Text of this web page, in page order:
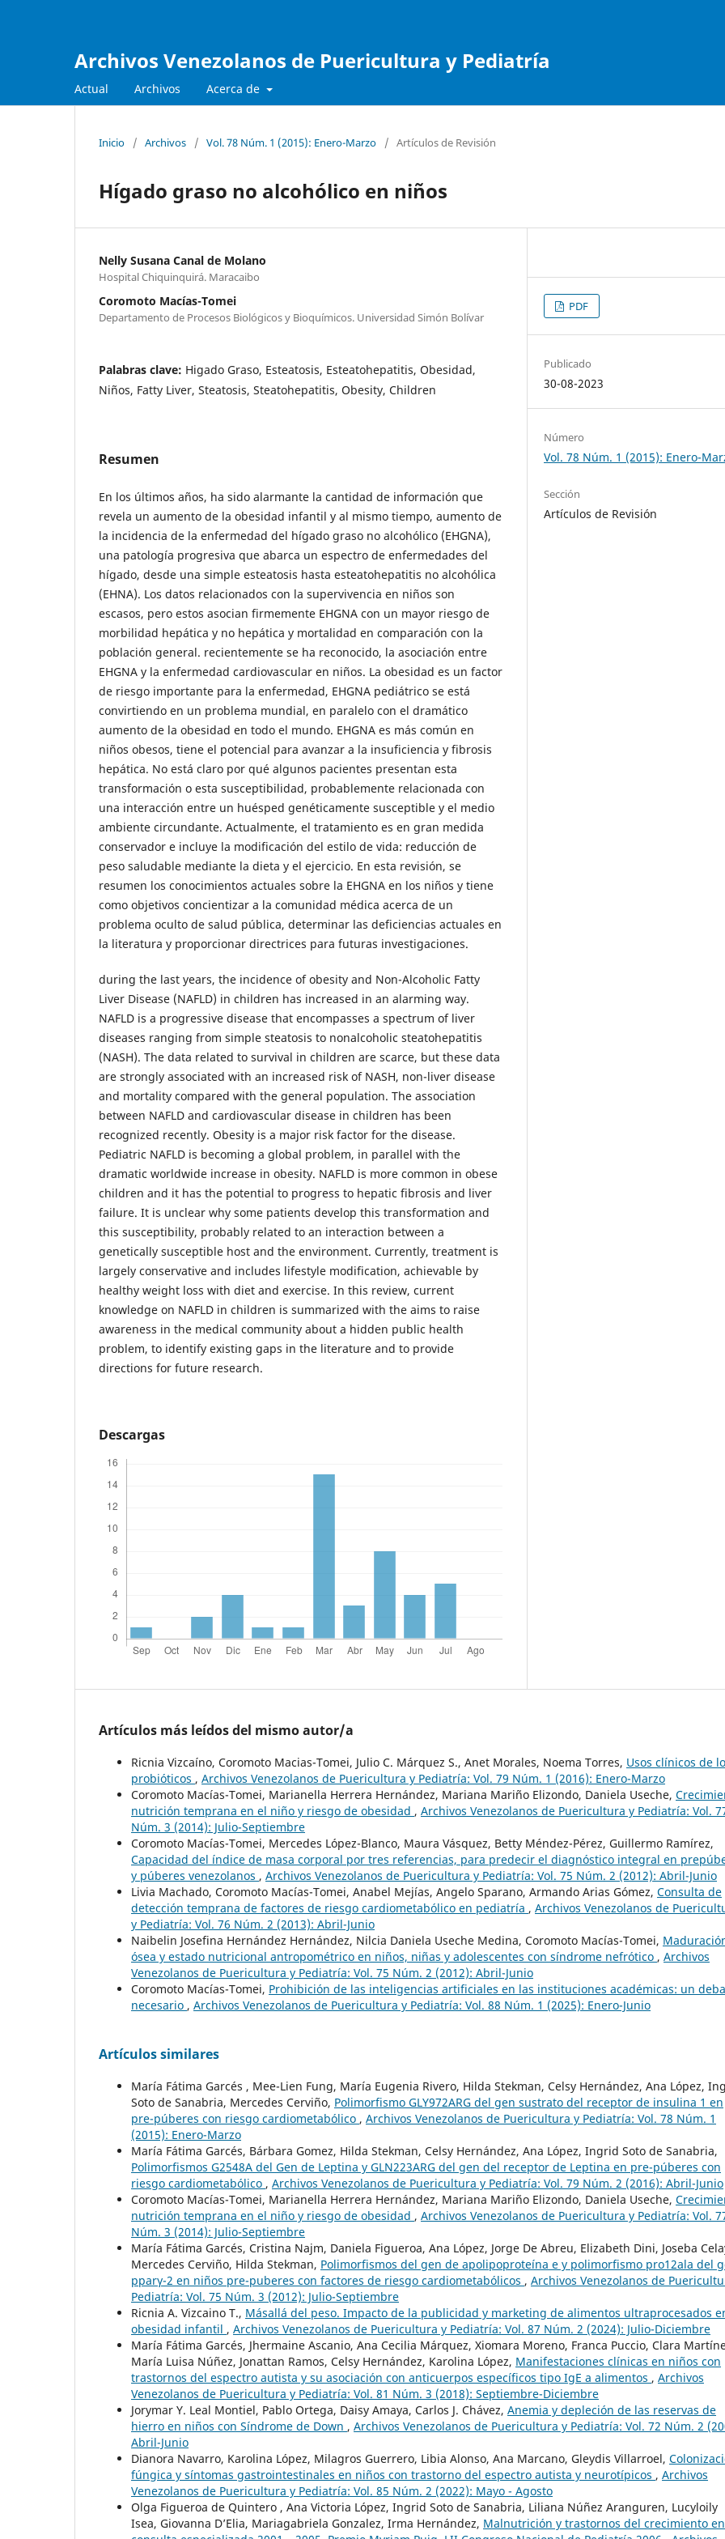
Archivos Venezolanos de Puericultura y Pediatría
Actual Archivos Acerca de
Inicio / Archivos / Vol. 78 Núm. 1 (2015): Enero-Marzo / Artículos de Revisión
Hígado graso no alcohólico en niños
Nelly Susana Canal de Molano
Hospital Chiquinquirá. Maracaibo
Coromoto Macías-Tomei
Departamento de Procesos Biológicos y Bioquímicos. Universidad Simón Bolívar
Palabras clave: Higado Graso, Esteatosis, Esteatohepatitis, Obesidad,
Niños, Fatty Liver, Steatosis, Steatohepatitis, Obesity, Children
Resumen
En los últimos años, ha sido alarmante la cantidad de información que
revela un aumento de la obesidad infantil y al mismo tiempo, aumento de
la incidencia de la enfermedad del hígado graso no alcohólico (EHGNA),
una patología progresiva que abarca un espectro de enfermedades del
hígado, desde una simple esteatosis hasta esteatohepatitis no alcohólica
(EHNA). Los datos relacionados con la supervivencia en niños son
escasos, pero estos asocian firmemente EHGNA con un mayor riesgo de
morbilidad hepática y no hepática y mortalidad en comparación con la
población general. recientemente se ha reconocido, la asociación entre
EHGNA y la enfermedad cardiovascular en niños. La obesidad es un factor
de riesgo importante para la enfermedad, EHGNA pediátrico se está
convirtiendo en un problema mundial, en paralelo con el dramático
aumento de la obesidad en todo el mundo. EHGNA es más común en
niños obesos, tiene el potencial para avanzar a la insuficiencia y fibrosis
hepática. No está claro por qué algunos pacientes presentan esta
transformación o esta susceptibilidad, probablemente relacionada con
una interacción entre un huésped genéticamente susceptible y el medio
ambiente circundante. Actualmente, el tratamiento es en gran medida
conservador e incluye la modificación del estilo de vida: reducción de
peso saludable mediante la dieta y el ejercicio. En esta revisión, se
resumen los conocimientos actuales sobre la EHGNA en los niños y tiene
como objetivos concientizar a la comunidad médica acerca de un
problema oculto de salud pública, determinar las deficiencias actuales en
la literatura y proporcionar directrices para futuras investigaciones.
during the last years, the incidence of obesity and Non-Alcoholic Fatty
Liver Disease (NAFLD) in children has increased in an alarming way.
NAFLD is a progressive disease that encompasses a spectrum of liver
diseases ranging from simple steatosis to nonalcoholic steatohepatitis
(NASH). The data related to survival in children are scarce, but these data
are strongly associated with an increased risk of NASH, non-liver disease
and mortality compared with the general population. The association
between NAFLD and cardiovascular disease in children has been
recognized recently. Obesity is a major risk factor for the disease.
Pediatric NAFLD is becoming a global problem, in parallel with the
dramatic worldwide increase in obesity. NAFLD is more common in obese
children and it has the potential to progress to hepatic fibrosis and liver
failure. It is unclear why some patients develop this transformation and
this susceptibility, probably related to an interaction between a
genetically susceptible host and the environment. Currently, treatment is
largely conservative and includes lifestyle modification, achievable by
healthy weight loss with diet and exercise. In this review, current
knowledge on NAFLD in children is summarized with the aims to raise
awareness in the medical community about a hidden public health
problem, to identify existing gaps in the literature and to provide
directions for future research.
Descargas
PDF
Publicado
30-08-2023
Número
Vol. 78 Núm. 1 (2015): Enero-
Sección
Artículos de Revisión
Artículos más leídos del mismo autor/a
Ricnia Vizcaíno, Coromoto Macias-Tomei, Julio C. Márquez S., Anet Morales, Noema Torres, Usos clínicos de
probióticos , Archivos Venezolanos de Puericultura y Pediatría: Vol. 79 Núm. 1 (2016): Enero-Marzo
Coromoto Macías-Tomei, Marianella Herrera Hernández, Mariana Mariño Elizondo, Daniela Useche,
nutrición temprana en el niño y riesgo de obesidad , Archivos Venezolanos de Puericultura y Pediatría: Vol.
Núm. 3 (2014): Julio-Septiembre
Coromoto Macías-Tomei, Mercedes López-Blanco, Maura Vásquez, Betty Méndez-Pérez, Guillermo Ramírez,
Capacidad del índice de masa corporal por tres referencias, para predecir el diagnóstico integral en
y púberes venezolanos , Archivos Venezolanos de Puericultura y Pediatría: Vol. 75 Núm. 2 (2012): Abril-Junio
Livia Machado, Coromoto Macías-Tomei, Anabel Mejías, Angelo Sparano, Armando Arias Gómez, Consulta de
detección temprana de factores de riesgo cardiometabólico en pediatría , Archivos Venezolanos de
y Pediatría: Vol. 76 Núm. 2 (2013): Abril-Junio
Naibelin Josefina Hernández Hernández, Nilcia Daniela Useche Medina, Coromoto Macías-Tomei,
ósea y estado nutricional antropométrico en niños, niñas y adolescentes con síndrome nefrótico , Archivos
Venezolanos de Puericultura y Pediatría: Vol. 75 Núm. 2 (2012): Abril-Junio
Coromoto Macías-Tomei, Prohibición de las inteligencias artificiales en las instituciones académicas: un
necesario , Archivos Venezolanos de Puericultura y Pediatría: Vol. 88 Núm. 1 (2025): Enero-Junio
Artículos similares
María Fátima Garcés , Mee-Lien Fung, María Eugenia Rivero, Hilda Stekman, Celsy Hernández, Ana López,
Soto de Sanabria, Mercedes Cerviño, Polimorfismo GLY972ARG del gen sustrato del receptor de insulina 1 en
pre-púberes con riesgo cardiometabólico , Archivos Venezolanos de Puericultura y Pediatría: Vol. 78 Núm. 1
(2015): Enero-Marzo
María Fátima Garcés, Bárbara Gomez, Hilda Stekman, Celsy Hernández, Ana López, Ingrid Soto de Sanabria,
Polimorfismos G2548A del Gen de Leptina y GLN223ARG del gen del receptor de Leptina en pre-púberes con
riesgo cardiometabólico , Archivos Venezolanos de Puericultura y Pediatría: Vol. 79 Núm. 2 (2016): Abril-Junio
Coromoto Macías-Tomei, Marianella Herrera Hernández, Mariana Mariño Elizondo, Daniela Useche,
nutrición temprana en el niño y riesgo de obesidad , Archivos Venezolanos de Puericultura y Pediatría: Vol.
Núm. 3 (2014): Julio-Septiembre
María Fátima Garcés, Cristina Najm, Daniela Figueroa, Ana López, Jorge De Abreu, Elizabeth Dini, Joseba
Mercedes Cerviño, Hilda Stekman, Polimorfismos del gen de apolipoproteína e y polimorfismo pro12ala del
pparγ-2 en niños pre-puberes con factores de riesgo cardiometabólicos , Archivos Venezolanos de
Pediatría: Vol. 75 Núm. 3 (2012): Julio-Septiembre
Ricnia A. Vizcaino T., Másallá del peso. Impacto de la publicidad y marketing de alimentos ultraprocesados
obesidad infantil , Archivos Venezolanos de Puericultura y Pediatría: Vol. 87 Núm. 2 (2024): Julio-Diciembre
María Fátima Garcés, Jhermaine Ascanio, Ana Cecilia Márquez, Xiomara Moreno, Franca Puccio, Clara
María Luisa Núñez, Jonattan Ramos, Celsy Hernández, Karolina López, Manifestaciones clínicas en niños con
trastornos del espectro autista y su asociación con anticuerpos específicos tipo IgE a alimentos , Archivos
Venezolanos de Puericultura y Pediatría: Vol. 81 Núm. 3 (2018): Septiembre-Diciembre
Jorymar Y. Leal Montiel, Pablo Ortega, Daisy Amaya, Carlos J. Chávez, Anemia y depleción de las reservas de
hierro en niños con Síndrome de Down , Archivos Venezolanos de Puericultura y Pediatría: Vol. 72 Núm. 2
Abril-Junio
Dianora Navarro, Karolina López, Milagros Guerrero, Libia Alonso, Ana Marcano, Gleydis Villarroel,
fúngica y síntomas gastrointestinales en niños con trastorno del espectro autista y neurotípicos , Archivos
Venezolanos de Puericultura y Pediatría: Vol. 85 Núm. 2 (2022): Mayo - Agosto
Olga Figueroa de Quintero , Ana Victoria López, Ingrid Soto de Sanabria, Liliana Núñez Aranguren, Lucyloily
Isea, Giovanna D’Elia, Mariagabriela Gonzalez, Irma Hernández, Malnutrición y trastornos del crecimiento en